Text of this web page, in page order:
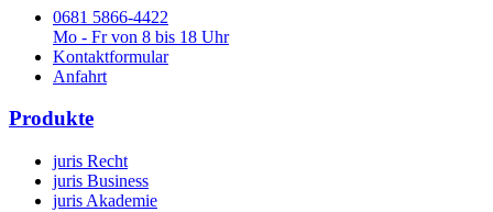
0681 5866-4422
Mo - Fr von 8 bis 18 Uhr
Kontaktformular
Anfahrt
Produkte
juris Recht
juris Business
juris Akademie